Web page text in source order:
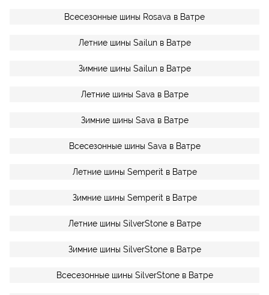
Всесезонные шины Rosava в Ватре
Летние шины Sailun в Ватре
Зимние шины Sailun в Ватре
Летние шины Sava в Ватре
Зимние шины Sava в Ватре
Всесезонные шины Sava в Ватре
Летние шины Semperit в Ватре
Зимние шины Semperit в Ватре
Летние шины SilverStone в Ватре
Зимние шины SilverStone в Ватре
Всесезонные шины SilverStone в Ватре